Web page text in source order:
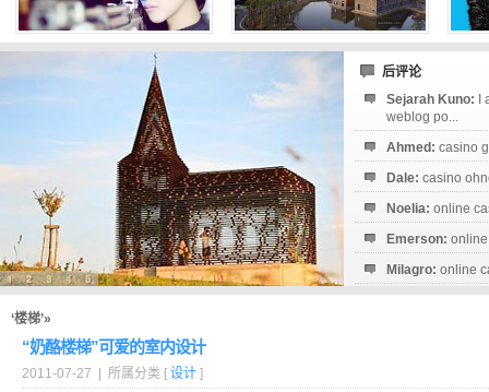
后评论
Sejarah Kuno:
weblog po...
Ahmed: casino
Dale: casino
Noelia: online
Emerson:
Milagro: online
‘楼梯’»
“奶酪楼梯”可爱的室内设计
2011-07-27 | 所属分类 [ 设计 ]